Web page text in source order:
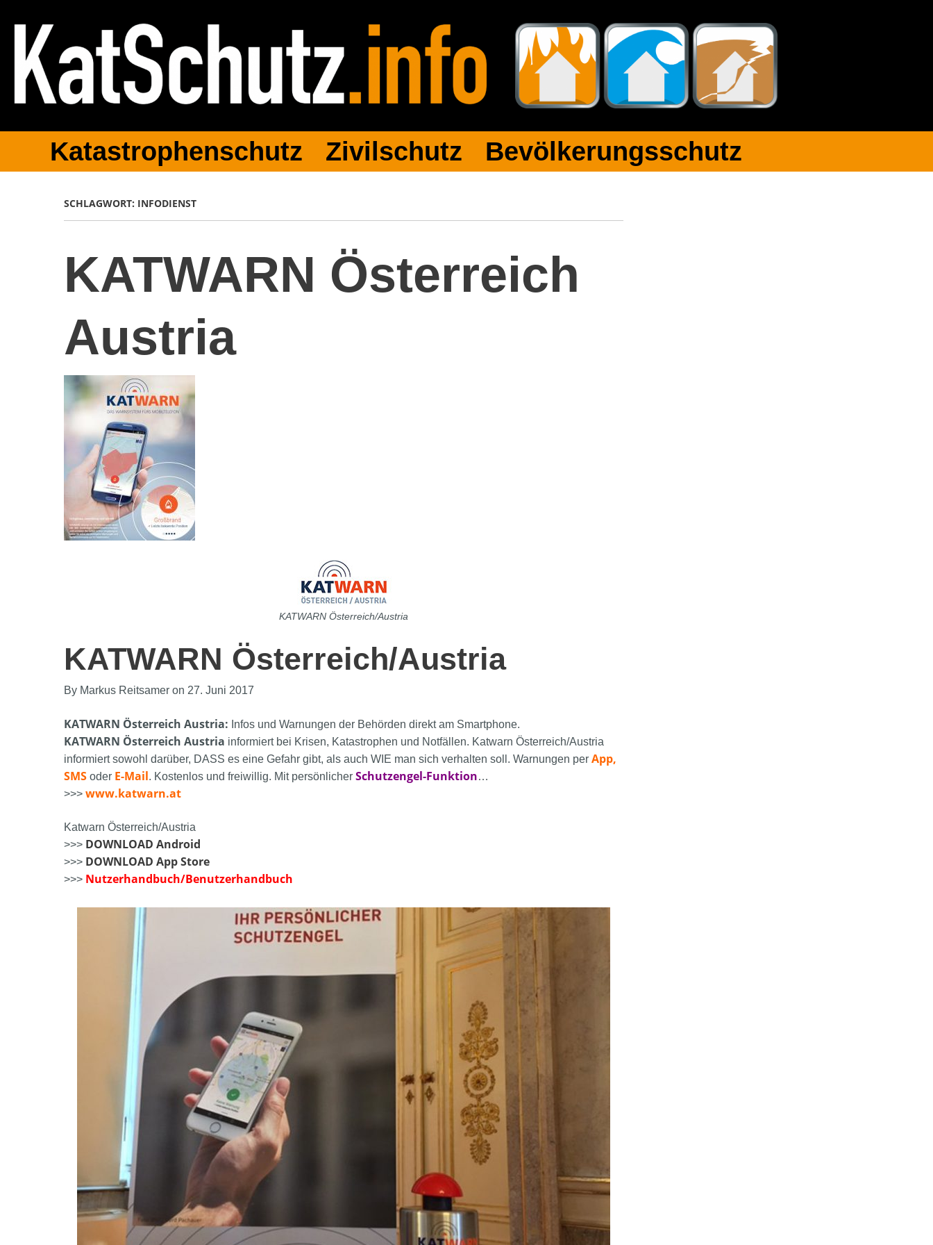
Katastrophenschutz Zivilschutz Bevölkerungsschutz​
SCHLAGWORT: INFODIENST
KATWARN Österreich
Austria
KATWARN Österreich/Austria
KATWARN Österreich/Austria
By Markus Reitsamer on 27. Juni 2017
KATWARN Österreich Austria: Infos und Warnungen der Behörden direkt am Smartphone.
KATWARN Österreich Austria informiert bei Krisen, Katastrophen und Notfällen. Katwarn Österreich/Austria
informiert sowohl darüber, DASS es eine Gefahr gibt, als auch WIE man sich verhalten soll. Warnungen per App,
SMS oder E-Mail. Kostenlos und freiwillig. Mit persönlicher Schutzengel-Funktion…
>>> www.katwarn.at
Katwarn Österreich/Austria
>>> DOWNLOAD Android
>>> DOWNLOAD App Store
>>> Nutzerhandbuch/Benutzerhandbuch